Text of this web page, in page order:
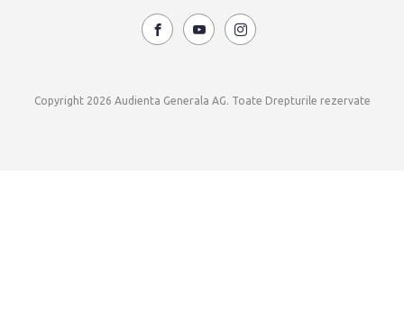
Copyright 2026 Audienta Generala AG. Toate Drepturile rezervate